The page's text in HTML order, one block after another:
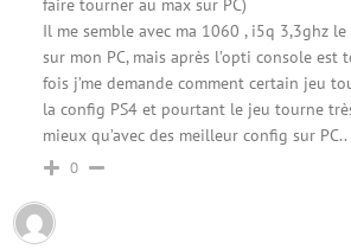
faire tourner au max sur PC)
Il me semble avec ma 1060 , i5q 3,3ghz
sur mon PC, mais après l’opti console est
fois j’me demande comment certain jeu
la config PS4 et pourtant le jeu tourne
mieux qu’avec des meilleur config sur PC..
0